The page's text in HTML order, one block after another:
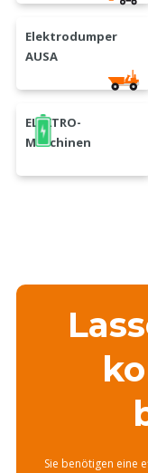
Elektrodumper
AUSA
ELEKTRO-
Maschinen
Sie benötigen eine